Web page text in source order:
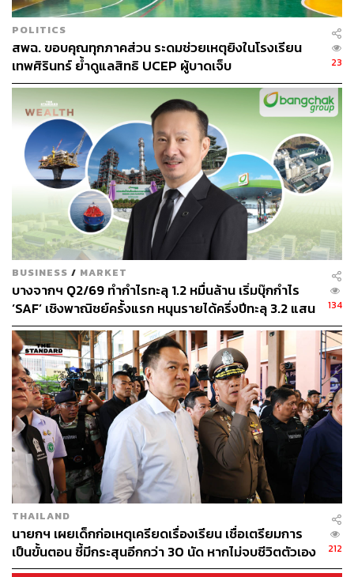
จากนั้น สิริพงศ์ อังคสกุลเกียรติ ได้ขออภัย ก่อนระบุว่า เดิมได้
รับแจ้งว่าเนื้อหากระทู้ถามเกี่ยวกับเรื่องแลนด์บริดจ์ ซึ่งมีผู้
ถามถึง 2 กระทู้ ต่อมาก็ทราบว่า เมื่อช่วงเช้าวันนี้ณัฐพงษ์ได้
เสียสละเปลี่ยนหัวข้อคำถาม เพราะเห็นว่าซ้ำกัน 2 กระทู้อาจ
จะไม่เหมาะสม แต่เนื้อหาการถามที่ได้รับมาอาจไม่ตรงกับที่
ณัฐพงษ์ถาม ใน 5 ประเด็นที่ถามมา ไม่เกี่ยวข้องกับความรับ
ผิดชอบของกระทรวงคมนาคมเลย
อย่างไรก็ตาม เข้าใจว่าเป็นเรื่องสำคัญจึงจะกราบเรียนนายก
รัฐมนตรี และหลายเรื่องได้ดำเนินการในชั้นกรมสอบสวนคดี
พิเศษ (DSI) แล้ว ส่วนตัวจึงเห็นว่าผู้เหมาะสมมาตอบคือ
รัฐมนตรีว่าการกระทรวงยุติธรรม
TAGS: พรรคประชาชน นายกรัฐมนตรี
วรภัค ธันยาวงษ์
เพชรบุรี
สมาชิกสภาผู้แทนราษฎร (สส.)
บริษัท บางจาก คอร์ปอเรชัน จำกัด (มหาชน)
อนุทิน ชาญวีรกูล
พรรคภูมิใจไทย
พิพัฒน์ รัชกิจประการ
BCPG
ณัฐพงษ์ เรืองปัญญาวุฒิ
คลังน้ำมัน
ABOUT THE AUTHOR
THE STANDARD TEAM
POLITICS
สพฉ. ขอบคุณทุกภาคส่วน ระดมช่วยเหตุยิงในโรงเรียน
เทพศิรินทร์ ย้ำดูแลสิทธิ UCEP ผู้บาดเจ็บ
23
BUSINESS / MARKET
บางจากฯ Q2/69 ทำกำไรทะลุ 1.2 หมื่นล้าน เริ่มบุ๊กกำไร
‘SAF’ เชิงพาณิชย์ครั้งแรก หนุนรายได้ครึ่งปีทะลุ 3.2 แสน
ล้าน
134
THAILAND
นายกฯ เผยเด็กก่อเหตุเครียดเรื่องเรียน เชื่อเตรียมการ
เป็นขั้นตอน ชี้มีกระสุนอีกกว่า 30 นัด หากไม่จบชีวิตตัวเอง
อาจสูญเสียเพิ่ม
212